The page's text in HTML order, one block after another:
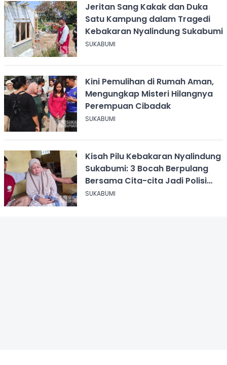
Jeritan Sang Kakak dan Duka
Satu Kampung dalam Tragedi
Kebakaran Nyalindung Sukabumi
SUKABUMI
Kini Pemulihan di Rumah Aman,
Mengungkap Misteri Hilangnya
Perempuan Cibadak
SUKABUMI
Kisah Pilu Kebakaran Nyalindung
Sukabumi: 3 Bocah Berpulang
Bersama Cita-cita Jadi Polisi
dan Guru
SUKABUMI